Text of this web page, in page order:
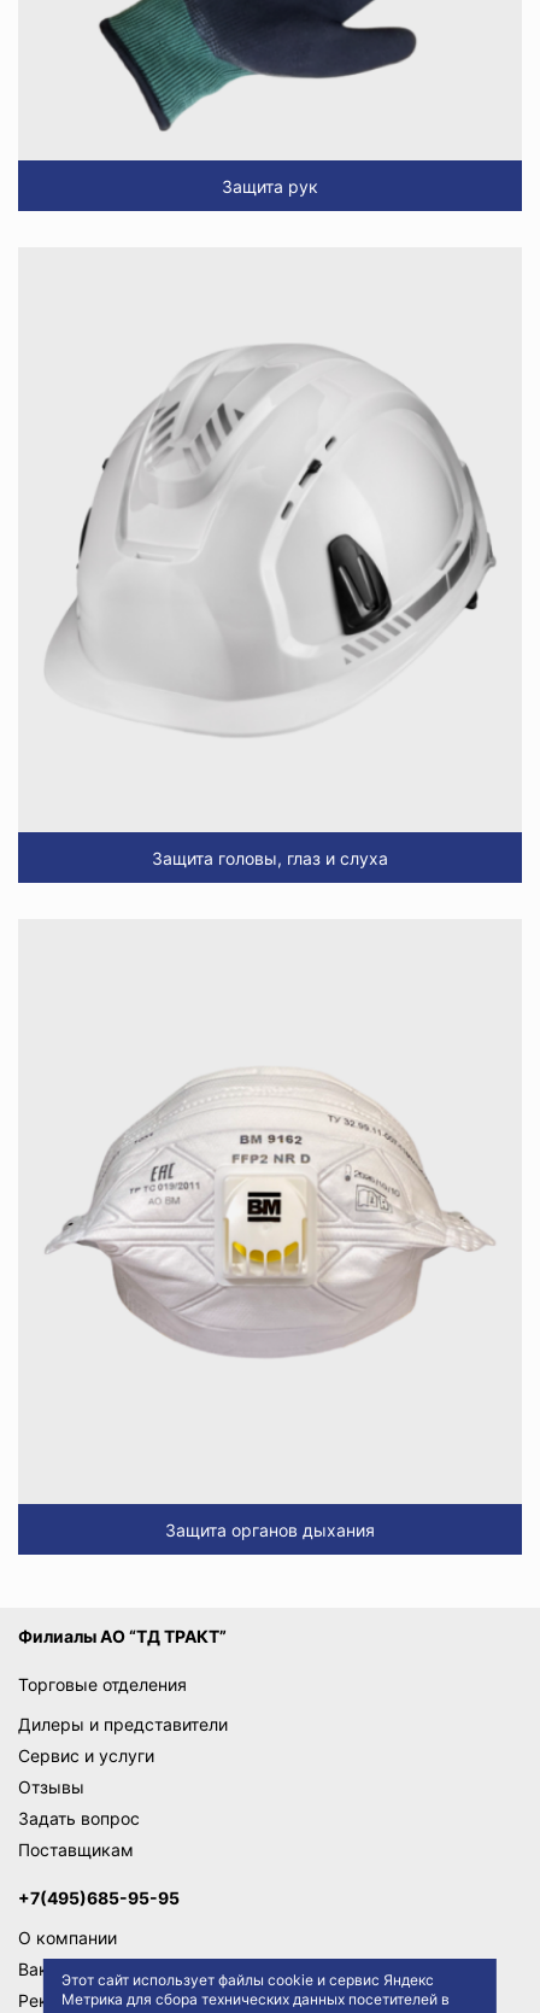
Этот сайт использует файлы cookie и сервис Яндекс
Метрика для сбора технических данных посетителей в
Защита рук
Защита головы, глаз и слуха
Защита органов дыхания
Филиалы АО “ТД ТРАКТ”
Торговые отделения
Дилеры и представители
Сервис и услуги
Отзывы
Задать вопрос
Поставщикам
+7(495)685-95-95
О компании
Вакансии
Реквизиты